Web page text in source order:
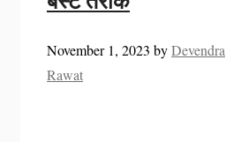
November 1, 2023 byDevendra
Rawat